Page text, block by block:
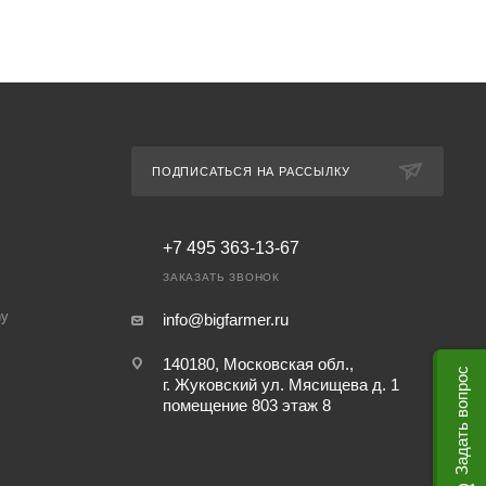
ПОДПИСАТЬСЯ НА РАССЫЛКУ
+7 495 363-13-67
ЗАКАЗАТЬ ЗВОНОК
info@bigfarmer.ru
140180, Московская обл.,
г. Жуковский ул. Мясищева д. 1
помещение 803 этаж 8
Задать вопрос